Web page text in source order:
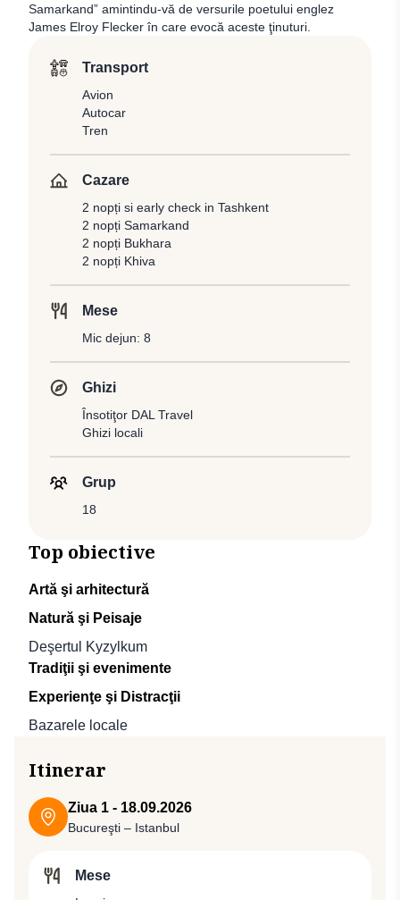
Samarkand” amintindu-vă de versurile poetului englez
James Elroy Flecker în care evocă aceste ţinuturi.
Transport
Avion
Autocar
Tren
Cazare
2 nopți si early check in Tashkent
2 nopți Samarkand
2 nopți Bukhara
2 nopți Khiva
Mese
Mic dejun: 8
Ghizi
Însotiţor DAL Travel
Ghizi locali
Grup
18
Top obiective
Artă şi arhitectură
Natură şi Peisaje
Deşertul Kyzylkum
Tradiţii şi evenimente
Experienţe şi Distracţii
Bazarele locale
Itinerar
Ziua 1 - 18.09.2026
Bucureşti – Istanbul
Mese